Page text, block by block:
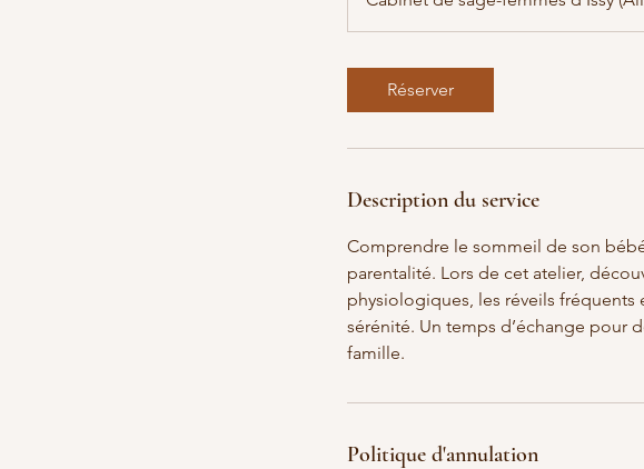
n
Réserver
Description du service
Comprendre le sommeil de son
parentalité. Lors de cet atelier,
physiologiques, les réveils
sérénité. Un temps d’échange pour
famille.
Politique d'annulation